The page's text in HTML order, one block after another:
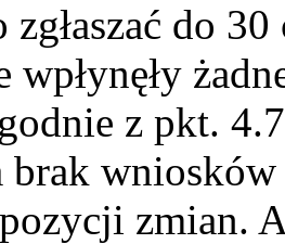
zgłaszać do
wpłynęły
z pkt.
brak
zmian.